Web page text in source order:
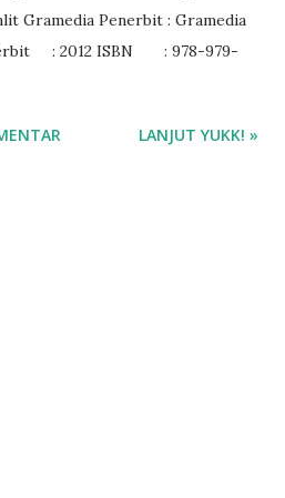
Gramedia Penerbit : Gramedia
: 2012 ISBN : 978-979-
LANJUT YUKK! »